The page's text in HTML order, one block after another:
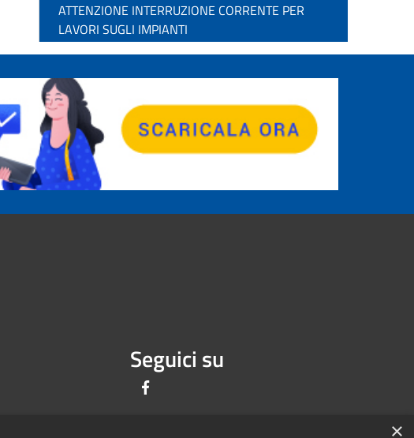
ATTENZIONE INTERRUZIONE CORRENTE PER
LAVORI SUGLI IMPIANTI
Seguici su
×